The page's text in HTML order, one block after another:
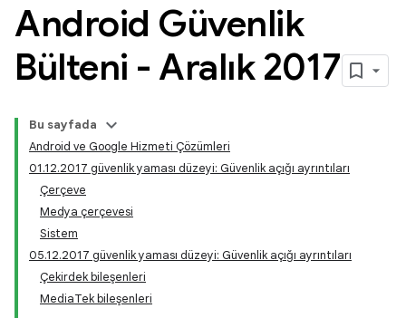
Android Güvenlik
Bülteni - Aralık 2017
Bu sayfada
Android ve Google Hizmeti Çözümleri
01.12.2017 güvenlik yaması düzeyi: Güvenlik açığı ayrıntıları
Çerçeve
Medya çerçevesi
Sistem
05.12.2017 güvenlik yaması düzeyi: Güvenlik açığı ayrıntıları
Çekirdek bileşenleri
MediaTek bileşenleri